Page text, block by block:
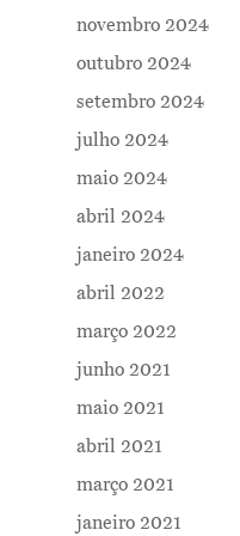
novembro 2024
outubro 2024
setembro 2024
julho 2024
maio 2024
abril 2024
janeiro 2024
abril 2022
março 2022
junho 2021
maio 2021
abril 2021
março 2021
janeiro 2021